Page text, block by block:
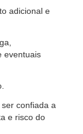
adicional e
eventuais
confiada a
e risco do